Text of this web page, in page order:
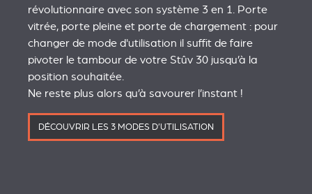
révolutionnaire avec son système 3 en 1. Porte
vitrée, porte pleine et porte de chargement : pour
changer de mode d'utilisation il suffit de faire
pivoter le tambour de votre Stûv 30 jusqu’à la
position souhaitée.
Ne reste plus alors qu’à savourer l’instant !
DÉCOUVRIR LES 3 MODES D’UTILISATION